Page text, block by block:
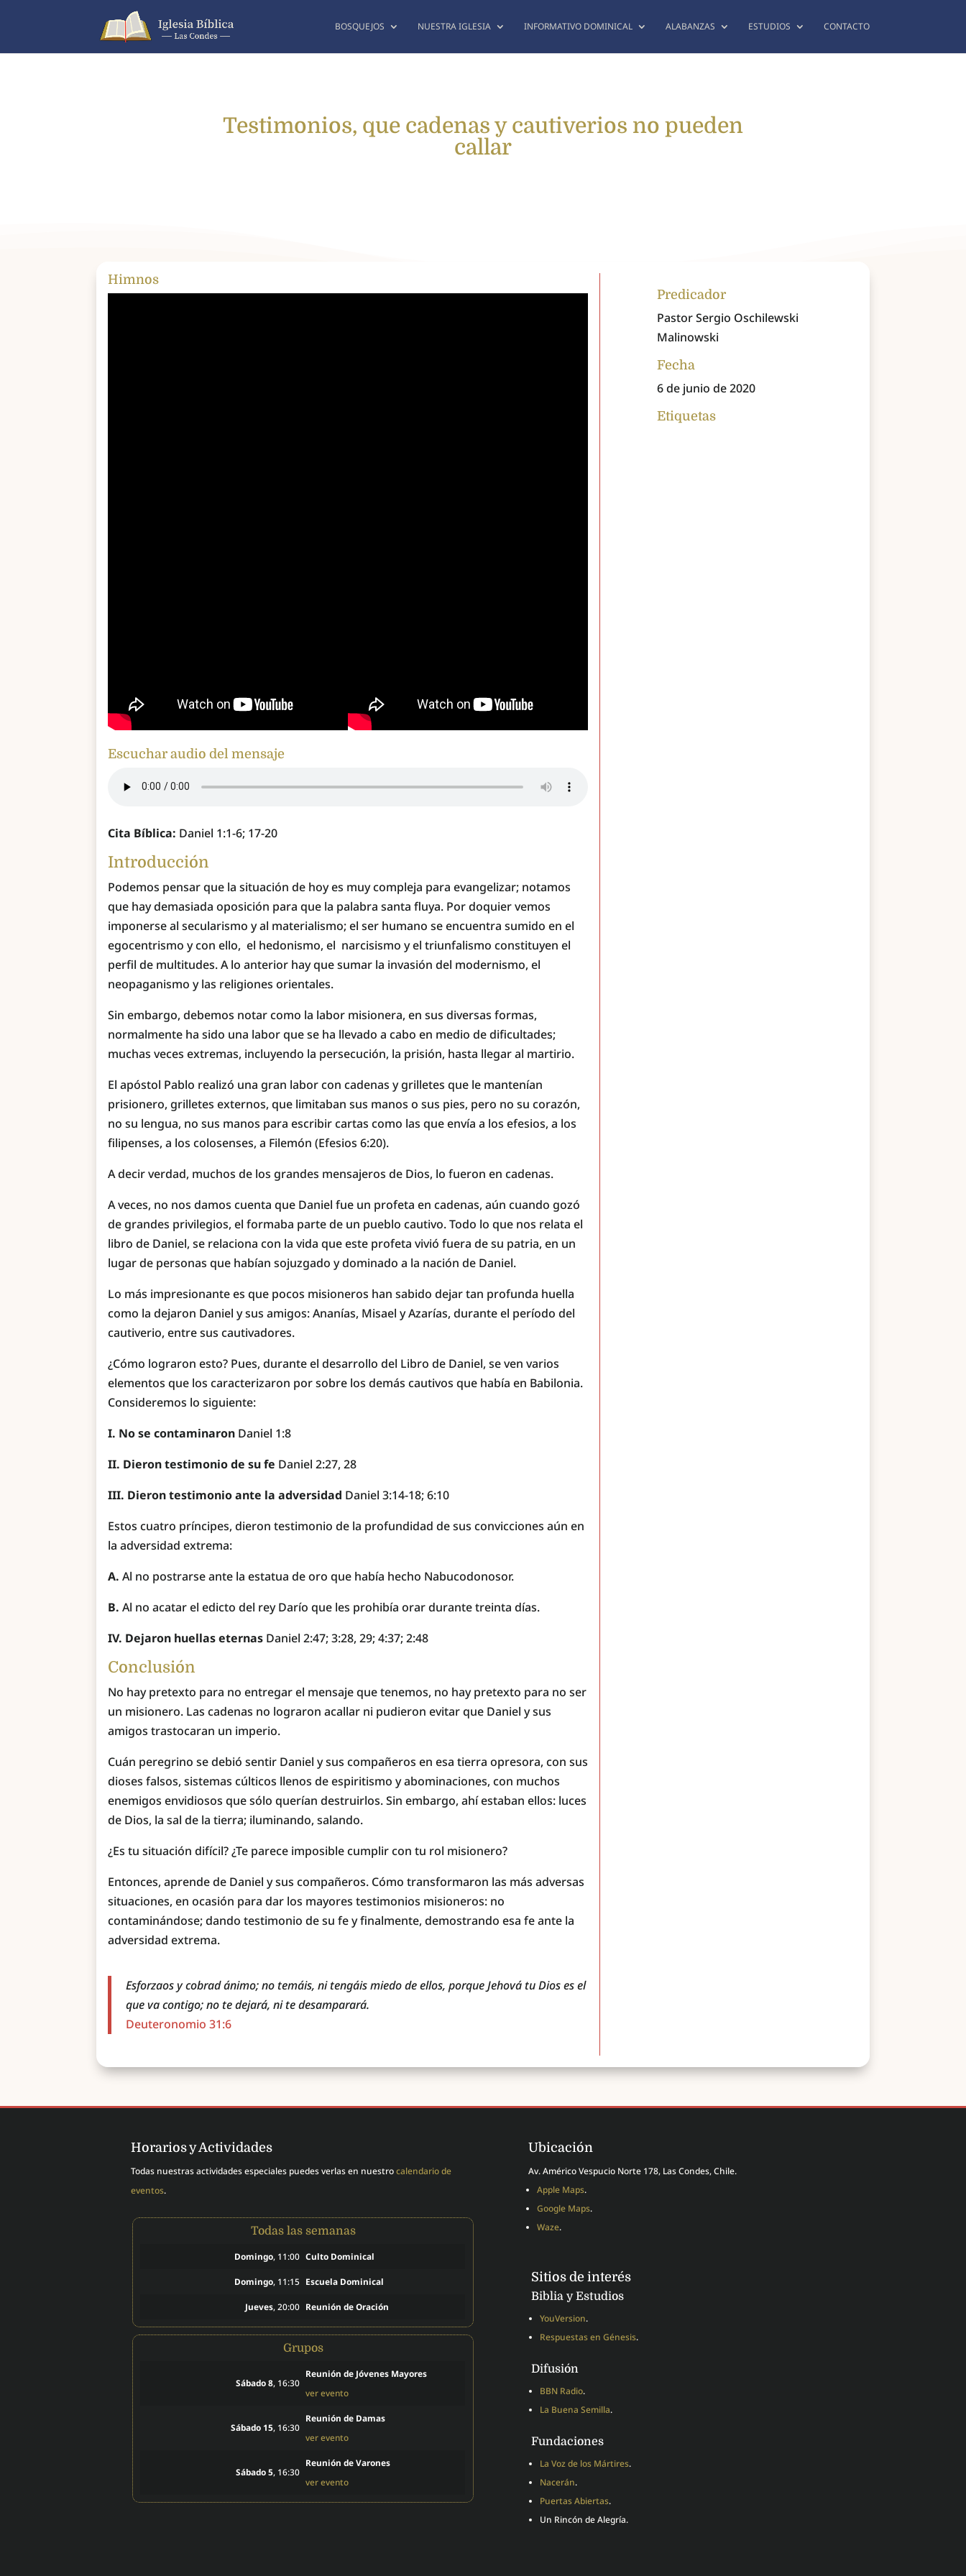
BOSQUEJOS NUESTRA IGLESIA INFORMATIVO DOMINICAL ALABANZAS ESTUDIOS CONTACTO
Testimonios, que cadenas y cautiverios no pueden
callar
Himnos
Escuchar audio del mensaje
Cita Bíblica: Daniel 1:1-6; 17-20
Introducción
Podemos pensar que la situación de hoy es muy compleja para evangelizar; notamos
que hay demasiada oposición para que la palabra santa fluya. Por doquier vemos
imponerse al secularismo y al materialismo; el ser humano se encuentra sumido en el
egocentrismo y con ello, el hedonismo, el narcisismo y el triunfalismo constituyen el
perfil de multitudes. A lo anterior hay que sumar la invasión del modernismo, el
neopaganismo y las religiones orientales.
Sin embargo, debemos notar como la labor misionera, en sus diversas formas,
normalmente ha sido una labor que se ha llevado a cabo en medio de dificultades;
muchas veces extremas, incluyendo la persecución, la prisión, hasta llegar al martirio.
El apóstol Pablo realizó una gran labor con cadenas y grilletes que le mantenían
prisionero, grilletes externos, que limitaban sus manos o sus pies, pero no su corazón,
no su lengua, no sus manos para escribir cartas como las que envía a los efesios, a los
filipenses, a los colosenses, a Filemón (Efesios 6:20).
A decir verdad, muchos de los grandes mensajeros de Dios, lo fueron en cadenas.
A veces, no nos damos cuenta que Daniel fue un profeta en cadenas, aún cuando gozó
de grandes privilegios, el formaba parte de un pueblo cautivo. Todo lo que nos relata el
libro de Daniel, se relaciona con la vida que este profeta vivió fuera de su patria, en un
lugar de personas que habían sojuzgado y dominado a la nación de Daniel.
Lo más impresionante es que pocos misioneros han sabido dejar tan profunda huella
como la dejaron Daniel y sus amigos: Ananías, Misael y Azarías, durante el período del
cautiverio, entre sus cautivadores.
¿Cómo lograron esto? Pues, durante el desarrollo del Libro de Daniel, se ven varios
elementos que los caracterizaron por sobre los demás cautivos que había en Babilonia.
Consideremos lo siguiente:
I. No se contaminaron Daniel 1:8
II. Dieron testimonio de su fe Daniel 2:27, 28
III. Dieron testimonio ante la adversidad Daniel 3:14-18; 6:10
Estos cuatro príncipes, dieron testimonio de la profundidad de sus convicciones aún en
la adversidad extrema:
A. Al no postrarse ante la estatua de oro que había hecho Nabucodonosor.
B. Al no acatar el edicto del rey Darío que les prohibía orar durante treinta días.
IV. Dejaron huellas eternas Daniel 2:47; 3:28, 29; 4:37; 2:48
Conclusión
No hay pretexto para no entregar el mensaje que tenemos, no hay pretexto para no ser
un misionero. Las cadenas no lograron acallar ni pudieron evitar que Daniel y sus
amigos trastocaran un imperio.
Cuán peregrino se debió sentir Daniel y sus compañeros en esa tierra opresora, con sus
dioses falsos, sistemas cúlticos llenos de espiritismo y abominaciones, con muchos
enemigos envidiosos que sólo querían destruirlos. Sin embargo, ahí estaban ellos: luces
de Dios, la sal de la tierra; iluminando, salando.
¿Es tu situación difícil? ¿Te parece imposible cumplir con tu rol misionero?
Entonces, aprende de Daniel y sus compañeros. Cómo transformaron las más adversas
situaciones, en ocasión para dar los mayores testimonios misioneros: no
contaminándose; dando testimonio de su fe y finalmente, demostrando esa fe ante la
adversidad extrema.
Esforzaos y cobrad ánimo; no temáis, ni tengáis miedo de ellos, porque Jehová tu Dios es el
que va contigo; no te dejará, ni te desamparará.
Deuteronomio 31:6
Predicador
Pastor Sergio Oschilewski
Malinowski
Fecha
6 de junio de 2020
Etiquetas
Horarios y Actividades
Todas nuestras actividades especiales puedes verlas en nuestrocalendario de
eventos.
Todas las semanas
Domingo, 11:00 Culto Dominical
Domingo, 11:15 Escuela Dominical
Jueves, 20:00 Reunión de Oración
Grupos
Sábado 8, 16:30
Reunión de Jóvenes Mayores
ver evento
Sábado 15, 16:30
Reunión de Damas
ver evento
Sábado 5, 16:30
Reunión de Varones
ver evento
Ubicación
Av. Américo Vespucio Norte 178, Las Condes, Chile.
Apple Maps.
Google Maps.
Waze.
Sitios de interés
Biblia y Estudios
YouVersion.
Respuestas en Génesis.
Difusión
BBN Radio.
La Buena Semilla.
Fundaciones
La Voz de los Mártires.
Nacerán.
Puertas Abiertas.
Un Rincón de Alegría.